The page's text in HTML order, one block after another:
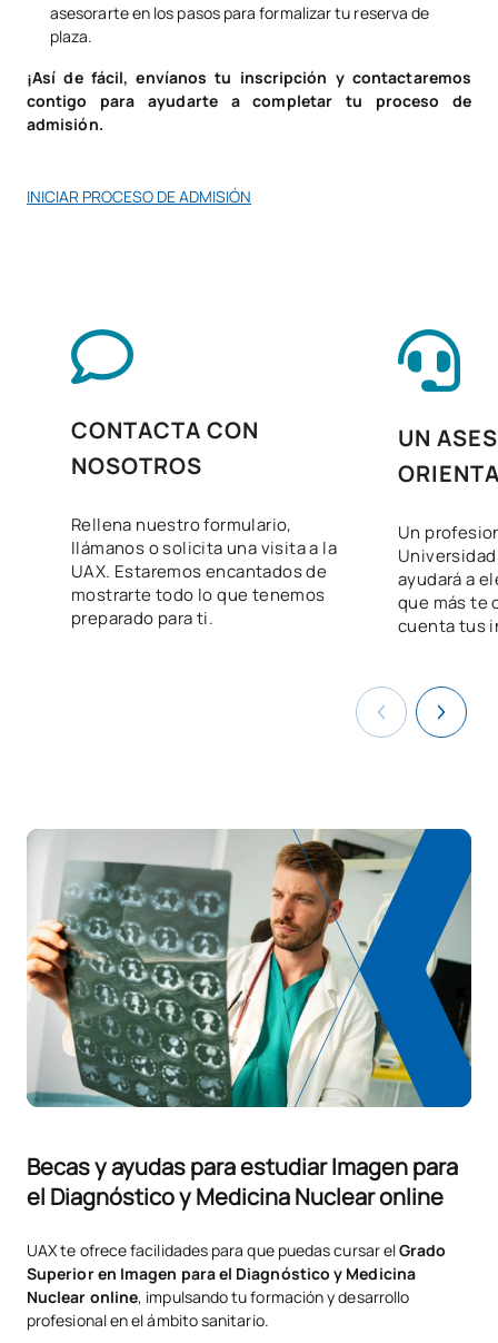
V0230411
Técnicas de imagen en
OB 7
V0230412
Técnicas de
OB 6
Inglés profesional
V0230415
Digitalización aplicada a
los sectores productivos
V0230416
Sostenibilidad aplicada al
V0230418
en imagen para el
diagnóstico y medicina
nuclear
5
62
Carácter* Créditos
Optativa 1
TOTAL: 1
Lista de Asignaturas Optativas
ASIGNATURAS ANUALES
Código Asignaturas Carácter*
V0130405
Ampliación de Itinerario
Personal para la
Empleabilidad I
0
Laboratorio de ciencias
asesorarte en los pasos para formalizar tu reserva de
plaza.
¡Así de fácil, envíanos tu inscripción y contactaremos
contigo para ayudarte a completar tu proceso de
admisión.
INICIAR PROCESO DE ADMISIÓN
CONTACTA CON
NOSOTROS
Rellena nuestro formulario,
llámanos o solicita una visita a la
UAX. Estaremos encantados de
mostrarte todo lo que tenemos
preparado para ti.
UN
Un
ayudará a
que más te
cuenta tus
Becas y ayudas para estudiar Imagen para
el Diagnóstico y Medicina Nuclear online
UAX te ofrece facilidades para que puedas cursar elGrado
Superior en Imagen para el Diagnóstico y Medicina
Nuclear online, impulsando tu formación y desarrollo
profesional en el ámbito sanitario.